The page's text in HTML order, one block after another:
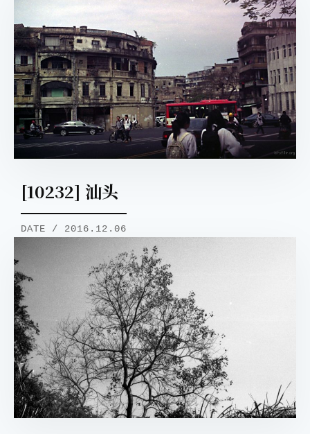
[10232] 汕头
DATE / 2016.12.06